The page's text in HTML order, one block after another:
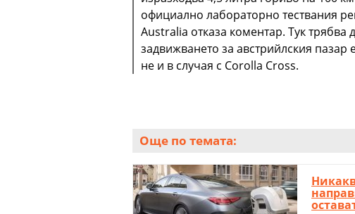
официално лабораторно тествания
Australia отказа коментар. Тук
задвижването за австрийлския пазар
не и в случая с Corolla Cross.
Още по темата: